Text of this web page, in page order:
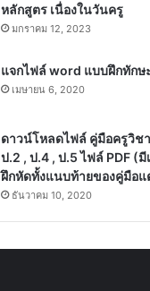
หลักสูตร เนื่องในวันครู
มกราคม 12, 2023
แจกไฟล์ word แบบฝึกทักษ
เมษายน 6, 2020
ดาวน์โหลดไฟล์ คู่มือครูวิช
ป.2 , ป.4 , ป.5 ไฟล์ PDF (
ฝึกหัดทั้งแนบท้ายของคู่มือแ
ธันวาคม 10, 2020